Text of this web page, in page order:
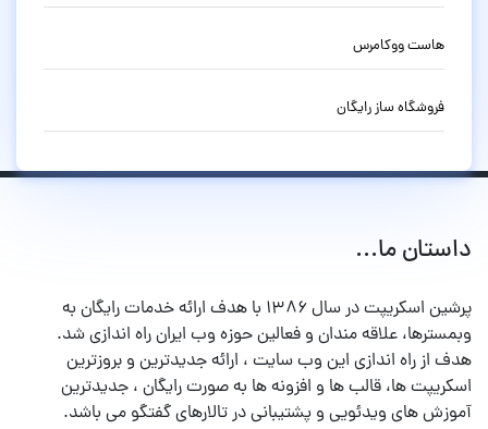
هاست ووکامرس
فروشگاه ساز رایگان
داستان ما...
پرشین اسکریپت در سال ۱۳۸۶ با هدف ارائه خدمات رایگان به
وبمسترها، علاقه مندان و فعالین حوزه وب ایران راه اندازی شد.
هدف از راه اندازی این وب سایت ، ارائه جدیدترین و بروزترین
اسکریپت ها، قالب ها و افزونه ها به صورت رایگان ، جدیدترین
آموزش های ویدئویی و پشتیبانی در تالارهای گفتگو می باشد.